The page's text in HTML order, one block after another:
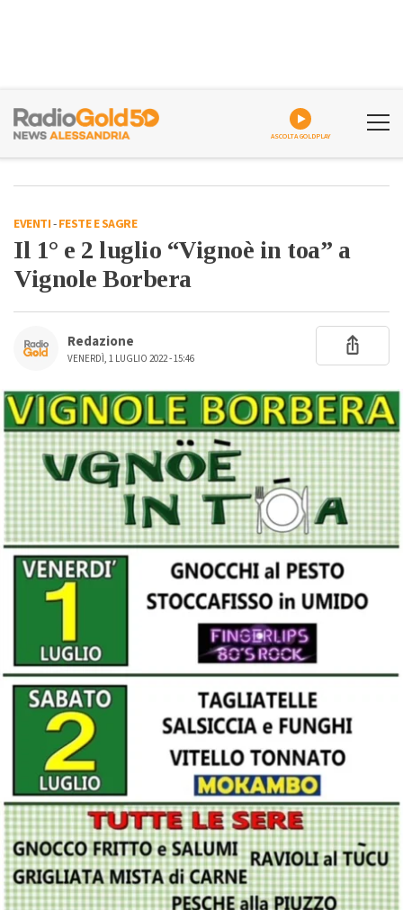
ASCOLTA GOLDPLAY
EVENTI-FESTE E SAGRE
Il 1° e 2 luglio “Vignoè in toa” a
Vignole Borbera
Redazione
VENERDÌ, 1 LUGLIO 2022 - 15:46